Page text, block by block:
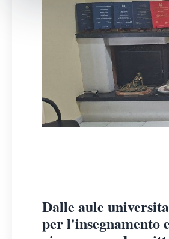
Dalle aule
per l'insegnamento